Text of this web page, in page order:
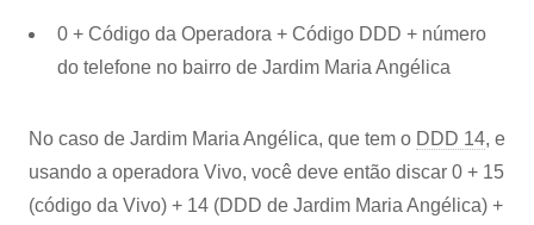
0 + Código da Operadora + Código DDD + número
do telefone no bairro de Jardim Maria Angélica
No caso de Jardim Maria Angélica, que tem o DDD 14, e
usando a operadora Vivo, você deve então discar 0 + 15
(código da Vivo) + 14 (DDD de Jardim Maria Angélica) +